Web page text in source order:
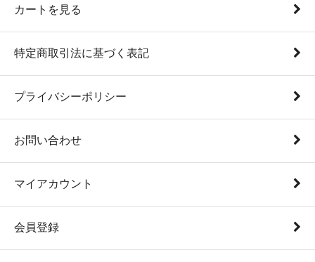
カートを見る
特定商取引法に基づく表記
プライバシーポリシー
お問い合わせ
マイアカウント
会員登録